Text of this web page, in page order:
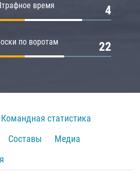
время 4
по воротам 22
Командная статистика
Составы
Медиа